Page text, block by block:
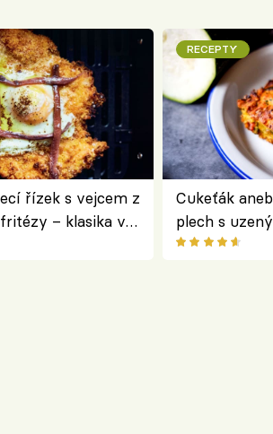
řízek s vejcem z
– klasika v
RECEPTY
Cukeťák
plech s
způsob, jak